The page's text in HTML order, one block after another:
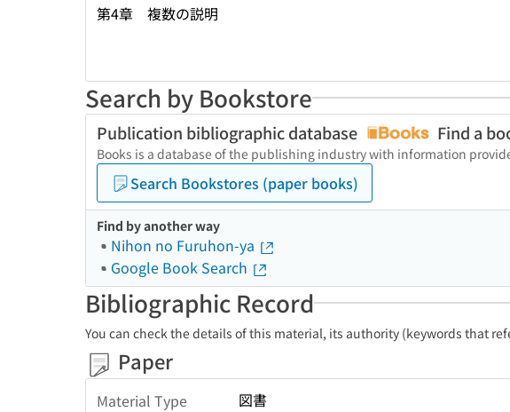
第4章 複数の説明
Search by Bookstore
Publication bibliographic database Find a
Books is a database of the publishing industry with information
Search Bookstores (paper books)
Find by another way
Nihon no Furuhon-ya
Google Book Search
Bibliographic Record
You can check the details of this material, its authority (keywords that
Paper
Material Type 図書